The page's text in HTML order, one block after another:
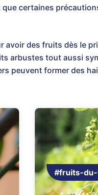
certaines
des fruits dès le
arbustes tout aussi
peuvent former des
#fruits-